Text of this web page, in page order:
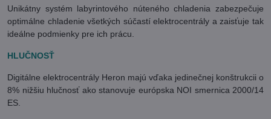
Unikátny systém labyrintového núteného chladenia zabezpečuje
optimálne chladenie všetkých súčastí elektrocentrály a zaisťuje tak
ideálne podmienky pre ich prácu.
HLUČNOSŤ
Digitálne elektrocentrály Heron majú vďaka jedinečnej konštrukcii o
8% nižšiu hlučnosť ako stanovuje európska NOI smernica 2000/14
ES.